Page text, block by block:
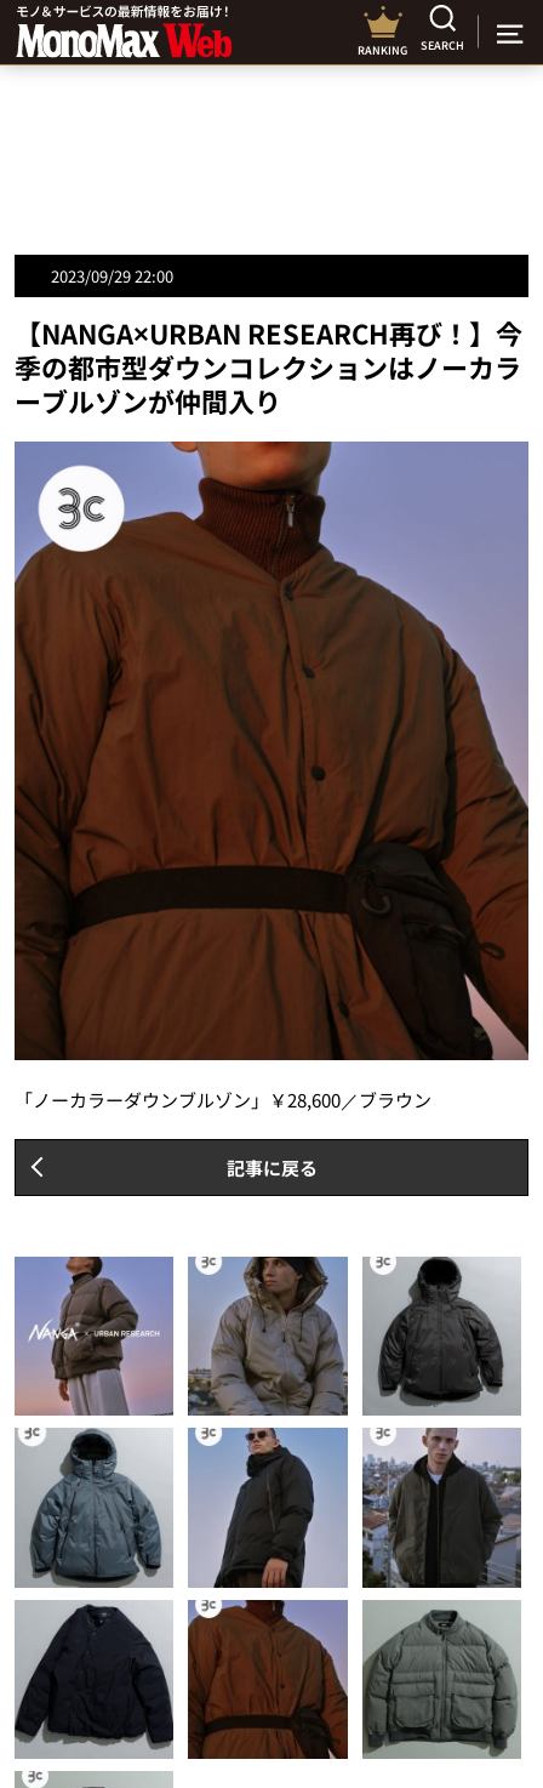
RANKING SEARCH
2023/09/29 22:00
【NANGA×URBAN RESEARCH再び！】今
季の都市型ダウンコレクションはノーカラ
ーブルゾンが仲間入り
「ノーカラーダウンブルゾン」￥28,600／ブラウン
記事に戻る